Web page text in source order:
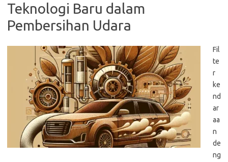
Teknologi Baru dalam
Pembersihan Udara
Fil
te
r
ke
nd
ar
aa
n
de
ng